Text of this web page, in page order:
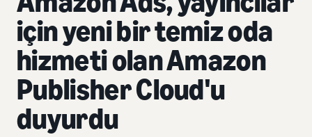
için yeni bir temiz oda
hizmeti olan Amazon
Publisher Cloud'u
duyurdu